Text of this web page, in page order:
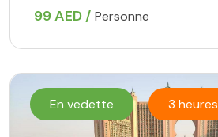
99 AED / Personne
En vedette 3 heures